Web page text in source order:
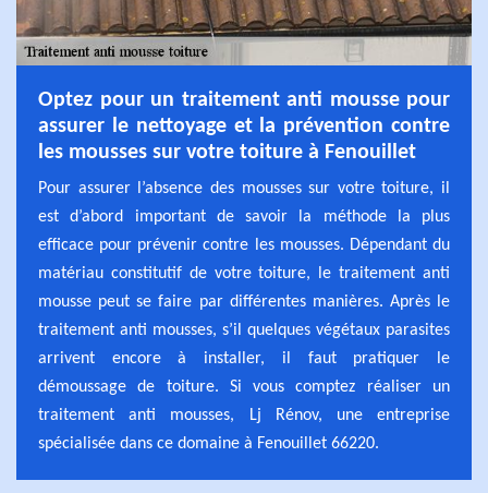
Optez pour un traitement anti mousse pour
assurer le nettoyage et la prévention contre
les mousses sur votre toiture à Fenouillet
Pour assurer l’absence des mousses sur votre toiture, il
est d’abord important de savoir la méthode la plus
efficace pour prévenir contre les mousses. Dépendant du
matériau constitutif de votre toiture, le traitement anti
mousse peut se faire par différentes manières. Après le
traitement anti mousses, s’il quelques végétaux parasites
arrivent encore à installer, il faut pratiquer le
démoussage de toiture. Si vous comptez réaliser un
traitement anti mousses, Lj Rénov, une entreprise
spécialisée dans ce domaine à Fenouillet 66220.